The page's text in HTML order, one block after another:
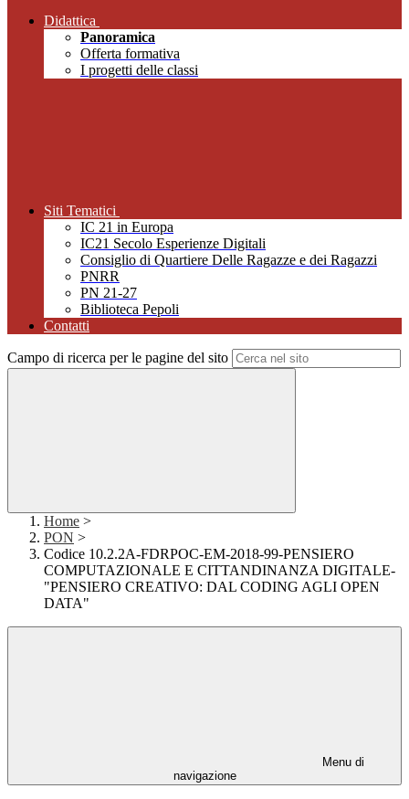
Didattica
Panoramica
Offerta formativa
I progetti delle classi
Siti Tematici
IC 21 in Europa
IC21 Secolo Esperienze Digitali
Consiglio di Quartiere Delle Ragazze e dei Ragazzi
PNRR
PN 21-27
Biblioteca Pepoli
Contatti
Campo di ricerca per le pagine del sito
Home >
PON >
Codice 10.2.2A-FDRPOC-EM-2018-99-PENSIERO
COMPUTAZIONALE E CITTANDINANZA DIGITALE-
"PENSIERO CREATIVO: DAL CODING AGLI OPEN
DATA"
Menu di
navigazione